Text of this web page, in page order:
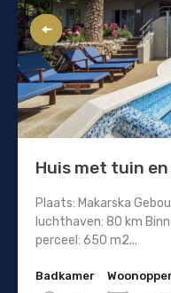
Huis met tuin
Plaats: Makarska
luchthaven: 80 km
perceel: 650 m2...
Badkamer